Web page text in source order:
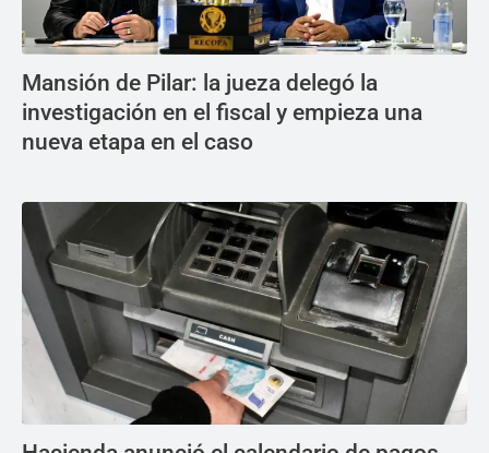
Mansión de Pilar: la jueza delegó la
investigación en el fiscal y empieza una
nueva etapa en el caso